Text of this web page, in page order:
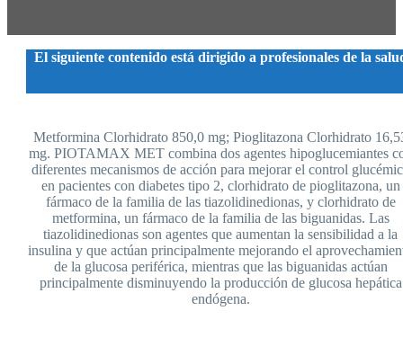
El siguiente contenido está dirigido a profesionales de la
Metformina Clorhidrato 850,0 mg; Pioglitazona Clorhidrato
mg. PIOTAMAX MET combina dos agentes hipoglucemiantes
diferentes mecanismos de acción para mejorar el control
en pacientes con diabetes tipo 2, clorhidrato de pioglitazona, un
fármaco de la familia de las tiazolidinedionas, y clorhidrato de
metformina, un fármaco de la familia de las biguanidas. Las
tiazolidinedionas son agentes que aumentan la sensibilidad a la
insulina y que actúan principalmente mejorando el
de la glucosa periférica, mientras que las biguanidas actúan
principalmente disminuyendo la producción de glucosa hepática
endógena.